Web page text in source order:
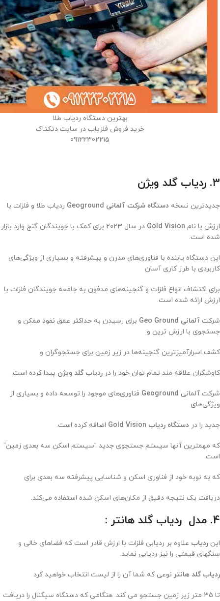
بهترین دستگاه ردیاب طلا
خرید فروش فلزیاب در سایت دتکتاک
09122302215
3. ردیاب گلد ویژن
جدیدترین نسخه دستگاه شرکت آلمانی Geoground ردیاب طلا و فلزات با
ارزش با نام Gold Vision
در سال ۲۰۲۳ برای کمک با جویندگان گنج وارد بازار
شده است.
این دستگاه یابنده با فناوری‌های مدرن و پیشرفته و بسیاری از ویژگی‌های
کاربردی با طرز کاری آسان
برای اکتشاف انواع فلزات و گنجینه‌های مدفون به جامعه جویندگان فلزات با
ارزش ارائه شده است.
شرکت آلمانی Geo Ground
برای رسیدن به حداکثر عمق نفوذ ممکن و
جستجوی با ارزش ترین و
کشف اسرارآمیزترین گنجینه‌ها در زیر زمین برای جستجوگران و
کاوشگران علاقه مند تمام توان خود را در ردیاب گلد ویژن پیدا کرده است.
شرکت آلمانی Geoground فناوری‌های موجود را توسعه داده و بسیاری از
ویژگی‌های
جدید را در دستگاه ردیاب Gold Vision اضافه کرده است.
که مهمترین آنها سیستم جستجوی جدید “سیستم اسکن سه بعدی زمین”
است
که به نوبه خود از فناوری اسکن و شناسایی پیشرفته سه بعدی برای
دریافت یک نتیجه دقیق از مکان‌های اسکن شده استفاده می‌کند.
4. مدل ردیاب گلد هانتر :
این ردیاب علاوه بر ردیابی فلزات با ارزش قادر است که فضاهای خالی و
سنگهای قیمتی را نیز ردیابی نماید.
ردیاب گلد هانتر نوعی که شما آن را از لیست انتخاب خواهید کرد
تا 35 متر زیر زمین جستجو می کند. هنگامی که دستگاه سیگنال را دریافت